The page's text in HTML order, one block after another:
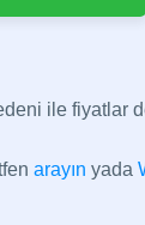
ile fiyatlar
arayın yada